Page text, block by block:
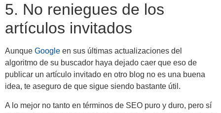
5. No reniegues de los
artículos invitados
Aunque Google en sus últimas actualizaciones del
algoritmo de su buscador haya dejado caer que eso de
publicar un artículo invitado en otro blog no es una buena
idea, te aseguro de que sigue siendo bastante útil.
A lo mejor no tanto en términos de SEO puro y duro, pero sí